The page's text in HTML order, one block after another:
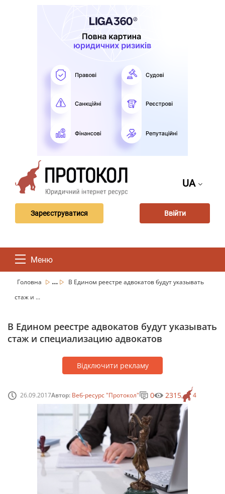
UA
Зареєструватися Ввійти
Меню
Головна ...
В Едином реестре адвокатов будут указывать
стаж и ...
В Едином реестре адвокатов будут указывать
стаж и специализацию адвокатов
Відключити рекламу
26.09.2017Автор: Веб-ресурс "Протокол" 4
0 2315